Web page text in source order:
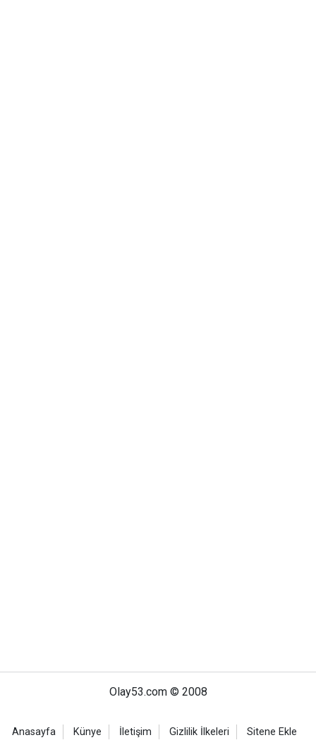
Olay53.com © 2008
Anasayfa Künye İletişim Gizlilik İlkeleri Sitene Ekle